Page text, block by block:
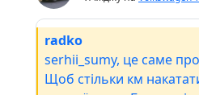
radko
serhii_sumy, це саме
Щоб стільки км